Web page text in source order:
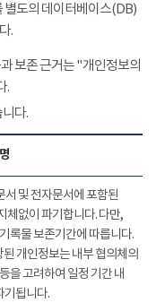
별도의 데이터베이스(DB)
.
보존 근거는 "개인정보의
.
다.
서 및 전자문서에 포함된
체없이 파기합니다. 다만,
록물 보존기간에 따릅니다.
개인정보는 내부 협의체의
을 고려하여 일정 기간 내
기됩니다.